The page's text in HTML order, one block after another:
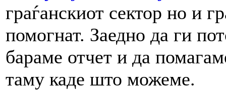
граѓанскиот сектор но и
помогнат. Заедно да ги
бараме отчет и да
таму каде што можеме.